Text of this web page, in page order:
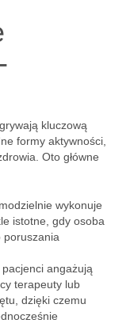
kluczową
formy aktywności,
Oto główne
wykonuje
istotne, gdy osoba
poruszania
pacjenci angażują
terapeuty lub
dzięki czemu